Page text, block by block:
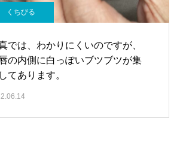
くちびる
では、わかりにくいのですが、
の内側に白っぽいブツブツが集
てあります。